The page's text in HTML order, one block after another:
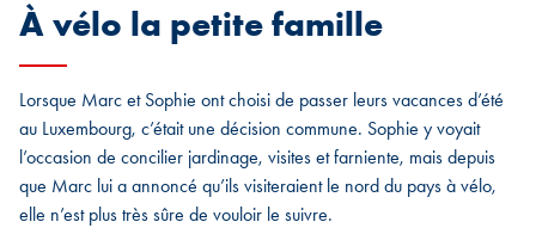
À vélo la petite famille
Lorsque Marc et Sophie ont choisi de passer leurs vacances d’été
au Luxembourg, c’était une décision commune. Sophie y voyait
l’occasion de concilier jardinage, visites et farniente, mais depuis
que Marc lui a annoncé qu’ils visiteraient le nord du pays à vélo,
elle n’est plus très sûre de vouloir le suivre.